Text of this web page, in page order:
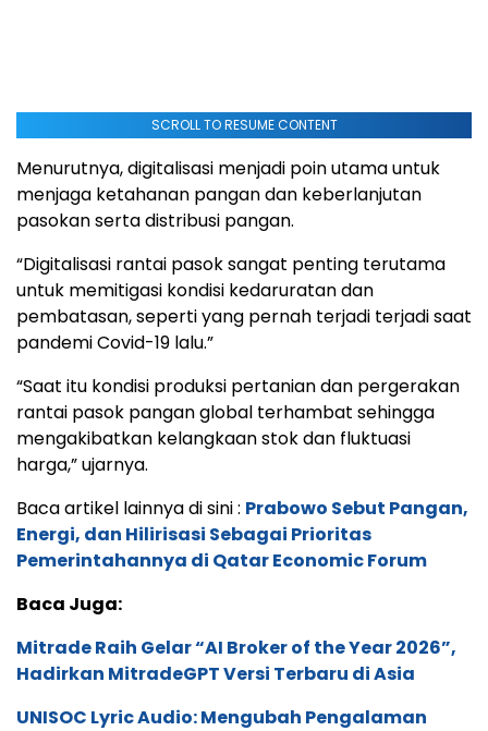
SCROLL TO RESUME CONTENT
Menurutnya, digitalisasi menjadi poin utama untuk
menjaga ketahanan pangan dan keberlanjutan
pasokan serta distribusi pangan.
“Digitalisasi rantai pasok sangat penting terutama
untuk memitigasi kondisi kedaruratan dan
pembatasan, seperti yang pernah terjadi terjadi saat
pandemi Covid-19 lalu.”
“Saat itu kondisi produksi pertanian dan pergerakan
rantai pasok pangan global terhambat sehingga
mengakibatkan kelangkaan stok dan fluktuasi
harga,” ujarnya.
Baca artikel lainnya di sini : Prabowo Sebut Pangan,
Energi, dan Hilirisasi Sebagai Prioritas
Pemerintahannya di Qatar Economic Forum
Baca Juga:
Mitrade Raih Gelar “AI Broker of the Year 2026”,
Hadirkan MitradeGPT Versi Terbaru di Asia
UNISOC Lyric Audio: Mengubah Pengalaman